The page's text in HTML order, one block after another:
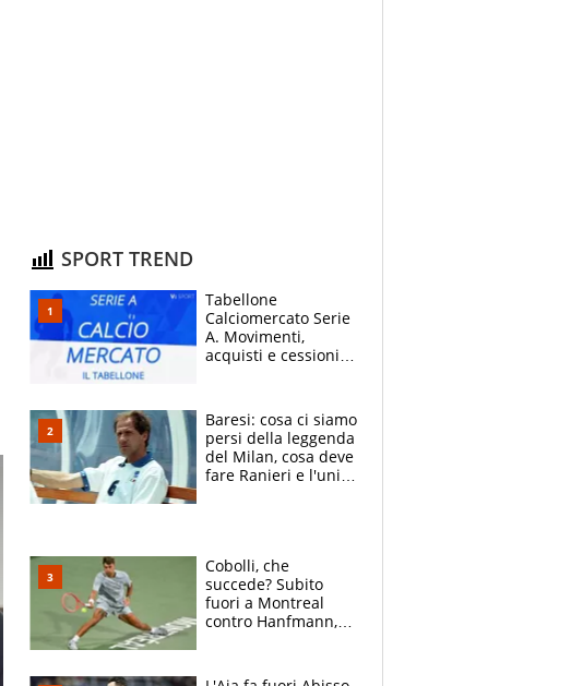
SPORT TREND
Tabellone
Calciomercato Serie
A. Movimenti,
acquisti e cessioni:
Baresi: cosa ci siamo
persi della leggenda
del Milan, cosa deve
fare Ranieri e l'unico
Cobolli, che
succede? Subito
fuori a Montreal
contro Hanfmann,